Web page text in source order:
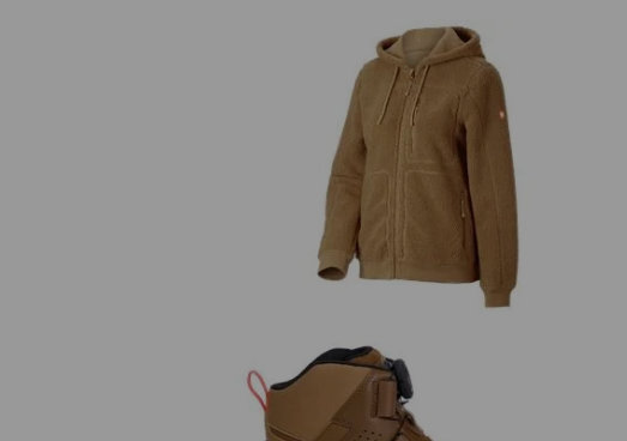
La collection e.s.e:pic incarne un travail
authentique et intense – du concret dans un
monde moderne. Des styles bruts et
Veste à capuche fibre polaire
e.s.e:pic, femmes